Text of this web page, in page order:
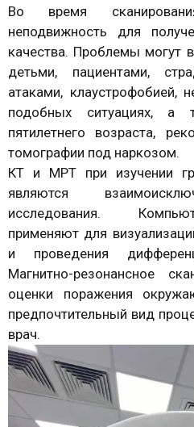
Во время
неподвижность для
качества. Проблемы могут
детьми, пациентами,
атаками, клаустрофобией,
подобных ситуациях, а
пятилетнего возраста,
томографии под наркозом.
КТ и МРТ при изучении
являются
исследования.
применяют для
и проведения
Магнитно-резонансное
оценки поражения
предпочтительный вид
врач.